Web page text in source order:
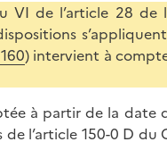
VI de l’article 28 de
) intervient à
à partir de la date
l’article 150-0 D du